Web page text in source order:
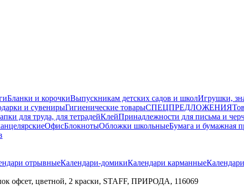
Бланки и корочкиВыпускникам детских садов и школИгрушки,
и сувенирыГигиенические товарыСПЕЦПРЕДЛОЖЕНИЯ
для труда, для тетрадейКлейПринадлежности для письма и
ОфисБлокнотыОбложки школьныеБумага и бумажная
отрывныеКалендари-домикиКалендари карманные
офсет, цветной, 2 краски, STAFF, ПРИРОДА, 116069